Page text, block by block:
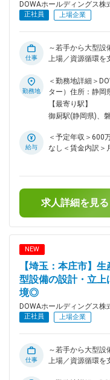
DOWAホールディングス株
正社員 上場企業
仕事
～若手から大型設
上場／資源循環を
アを目指せます～ ◎ DOWAグループの主要生産拠点として、
最先端の金属加工
る！ ◎ 静岡県磐
がら、浜松市や静
外からの転居者も
仕事の魅力 一般
境があり、幅広い
業務内容 DOWA
ラント設備の設計
新規設備の構想
対応 ・既存設備
として案件を任
資案件や新工場立
いただけます。 ■教育体制 OJTを中心に、実務を通じて業務
着実にスキルアップが可能です。
20時間程度です。 ■緊急呼び出しについて 休日の緊急呼び出
いて：DOWAホー
クノロジー株式会
勤務地
＜勤務地詳細＞
ター）住所：静岡
線／磐田駅受動
める事業所
【最寄り駅】
御厨駅(静岡県)、
給与
＜予定年収＞600
なし＜賃金内訳＞
る可能性があり
す。
求人詳細を見る
NEW
【埼玉：本庄市】
型設備の設計・立
境◎
DOWAホールディングス株
正社員 上場企業
仕事
～若手から大型設
上場／資源循環を